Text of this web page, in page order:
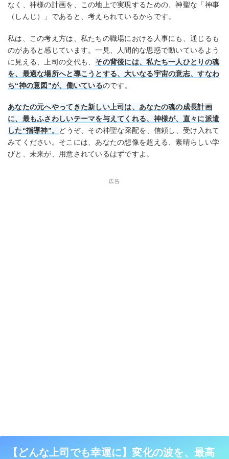
なく、神様の計画を、この地上で実現するための、神聖な「神事
（しんじ）」であると、考えられているからです。
私は、この考え方は、私たちの職場における人事にも、通じるも
のがあると感じています。一見、人間的な思惑で動いているよう
に見える、上司の交代も、 その背後には、私たち一人ひとりの魂
を、最適な場所へと導こうとする、大いなる宇宙の意志、すなわ
ち“神の意図”が、働いているのです。
あなたの元へやってきた新しい上司は、あなたの魂の成長計画
に、最もふさわしいテーマを与えてくれる、神様が、直々に派遣
した“指導神”。
どうぞ、その神聖な采配を、信頼し、受け入れて
みてください。そこには、あなたの想像を超える、素晴らしい学
びと、未来が、用意されているはずですよ。
広告
【どんな上司でも幸運に】変化の波を、最高